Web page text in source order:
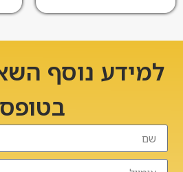
למידע נוסף
בטופס